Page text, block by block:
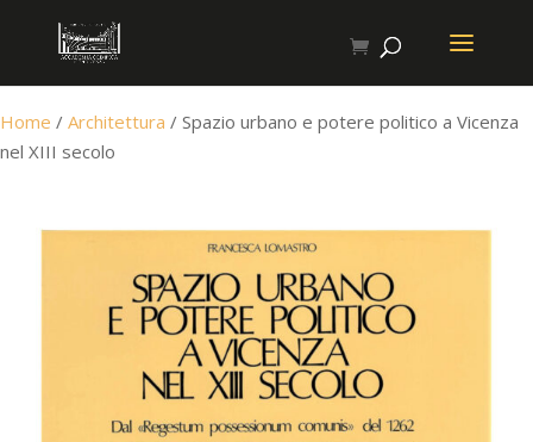
Home / Architettura / Spazio urbano e potere politico a Vicenza
nel XIII secolo